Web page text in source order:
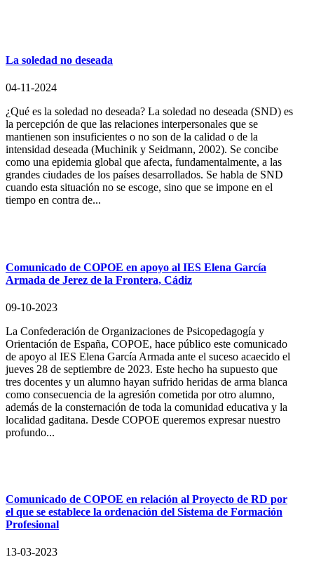
La soledad no deseada
04-11-2024
¿Qué es la soledad no deseada? La soledad no deseada (SND) es
la percepción de que las relaciones interpersonales que se
mantienen son insuficientes o no son de la calidad o de la
intensidad deseada (Muchinik y Seidmann, 2002). Se concibe
como una epidemia global que afecta, fundamentalmente, a las
grandes ciudades de los países desarrollados. Se habla de SND
cuando esta situación no se escoge, sino que se impone en el
tiempo en contra de...
Comunicado de COPOE en apoyo al IES Elena García
Armada de Jerez de la Frontera, Cádiz
09-10-2023
La Confederación de Organizaciones de Psicopedagogía y
Orientación de España, COPOE, hace público este comunicado
de apoyo al IES Elena García Armada ante el suceso acaecido el
jueves 28 de septiembre de 2023. Este hecho ha supuesto que
tres docentes y un alumno hayan sufrido heridas de arma blanca
como consecuencia de la agresión cometida por otro alumno,
además de la consternación de toda la comunidad educativa y la
localidad gaditana. Desde COPOE queremos expresar nuestro
profundo...
Comunicado de COPOE en relación al Proyecto de RD por
el que se establece la ordenación del Sistema de Formación
Profesional
13-03-2023